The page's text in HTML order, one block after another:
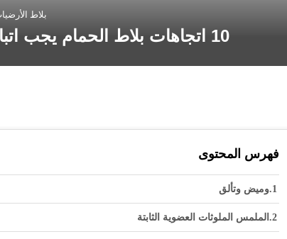
بلاط
10 اتجاهات بلاط الحمام يجب اتباعها في عام 2020 وما بعده
فهرس المحتوى
وميض وتألق
الملمس الملوثات العضوية الثابتة